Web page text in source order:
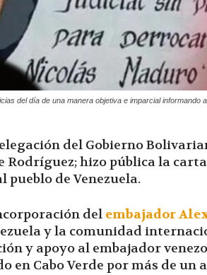
del día de una manera objetiva e imparcial informando
del Gobierno
Rodríguez; hizo pública la
de Venezuela.
del embajador
y la comunidad
y apoyo al embajador
en Cabo Verde por más de un